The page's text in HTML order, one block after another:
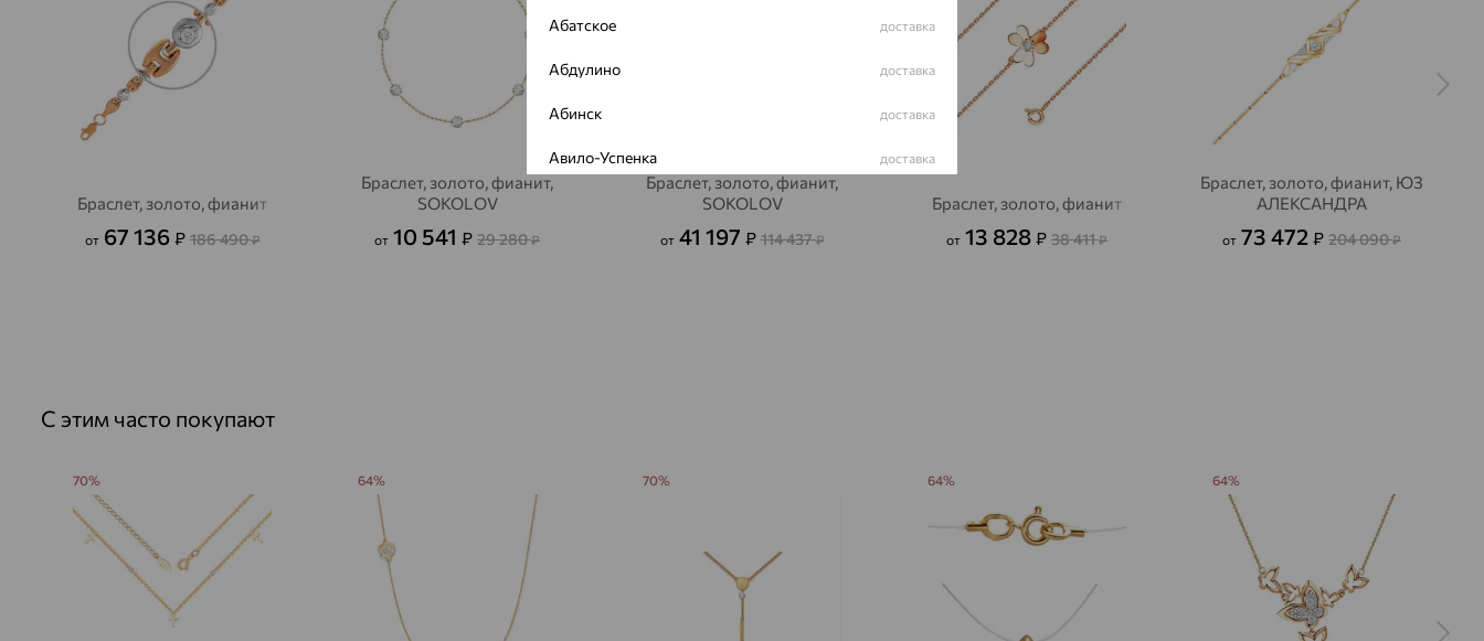
Браслет, золото, фианит
от 67 136 ₽ 186 490₽
Браслет, золото, фианит,
SOKOLOV
от 10 541 ₽ 29 280₽
Браслет, золото, фианит,
SOKOLOV
от 41 197 ₽ 114 437₽
Браслет, золото, фианит
от 13 828 ₽ 38 411₽
Браслет, золото, фианит, ЮЗ
АЛЕКСАНДРА
от 73 472 ₽ 204 090₽
С этим часто покупают
70% 64% 70% 64% 64%
Абатское доставка
Абдулино доставка
Абинск доставка
Авило-Успенка доставка
доставка